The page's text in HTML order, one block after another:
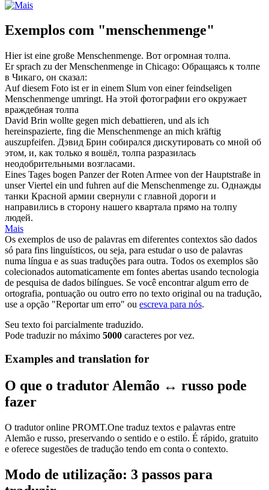
Exemplos com "menschenmenge"
Hier ist eine große Menschenmenge. Вот огромная толпа.
Er sprach zu derMenschenmenge in Chicago: Обращаясь к толпе
в Чикаго, он сказал:
Auf diesem Foto ist er in einem Slum von einer feindseligen
Menschenmenge umringt. На этой фотографии его окружает
враждебная толпа
David Brin wollte gegen mich debattieren, und als ich
hereinspazierte, fing die Menschenmenge an mich kräftig
auszupfeifen. Дэвид Брин собирался дискутировать со мной об
этом, и, как только я вошёл, толпа разразилась
неодобрительными возгласами.
Eines Tages bogen Panzer der Roten Armee von der Hauptstraße in
unser Viertel ein und fuhren auf die Menschenmenge zu. Однажды
танки Красной армии свернули с главной дороги и
направились в сторону нашего квартала прямо на толпу
людей.
Mais
Os exemplos de uso de palavras em diferentes contextos são dados
só para fins linguísticos, ou seja, para estudar o uso de palavras
numa língua e as suas traduções para outra. Todos os exemplos são
colecionados automaticamente em fontes abertas usando tecnologia
de pesquisa de dados bilíngues. Se você encontrar algum erro de
ortografia, pontuação ou outro erro no texto original ou na tradução,
use a opção "Reportar um erro" ou escreva para nós.
Seu texto foi parcialmente traduzido.
Pode traduzir no máximo 5000 caracteres por vez.
Examples and translation for
O que o tradutor Alemão ↔ russo pode
fazer
O tradutor online PROMT.One traduz textos e palavras entre
Alemão e russo, preservando o sentido e o estilo. É rápido, gratuito
e oferece sugestões de tradução tendo em conta o contexto.
Modo de utilização: 3 passos para